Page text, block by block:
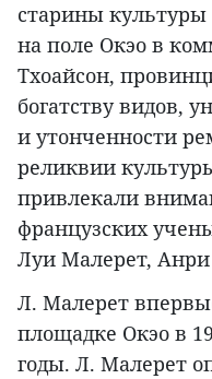
старины
на поле Окэо в
Тхоайсон,
богатству видов,
и утонченности
реликвии
привлекали
французских
Луи Малерет,
Л. Малерет
площадке Окэо в
годы. Л. Малерет